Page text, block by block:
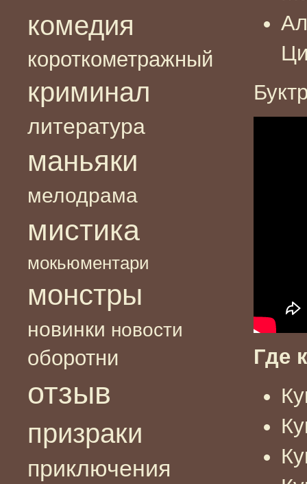
комедия
короткометражный
криминал
литература
маньяки
мелодрама
мистика
мокьюментари
монстры
новинки новости
оборотни
отзыв
призраки
приключения
Где